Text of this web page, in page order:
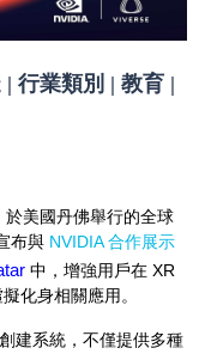
行業類別 | 教育 |
於美國丹佛舉行的全球
布與 NVIDIA 合作展示
中，增強用戶在 XR
擬化身相關應用。
建系統，不僅提供多種